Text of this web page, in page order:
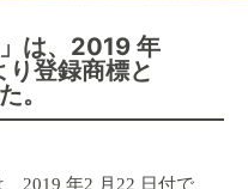
は、2019 年
登録商標と
。
2019 年2 月22 日付で、